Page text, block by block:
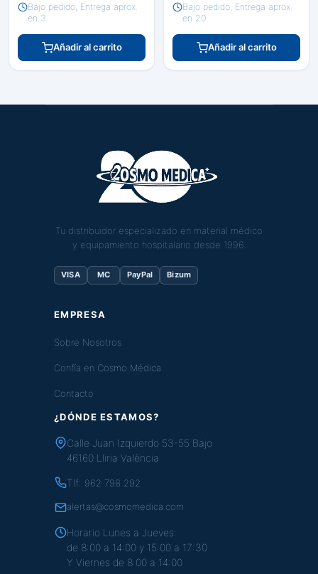
Bajo pedido, Entrega aprox.
en 3
Añadir al carrito
Bajo pedido, Entrega aprox.
en 20
Añadir al carrito
Tu distribuidor especializado en material médico
y equipamiento hospitalario desde 1996.
VISA MC PayPal Bizum
EMPRESA
Sobre Nosotros
Confía en Cosmo Médica
Contacto
¿DÓNDE ESTAMOS?
Calle Juan Izquierdo 53-55 Bajo
46160 Lliria València
Tlf: 962 798 292
alertas@cosmomedica.com
Horario Lunes a Jueves:
de 8:00 a 14:00 y 15:00 a 17:30
Y Viernes de 8:00 a 14:00